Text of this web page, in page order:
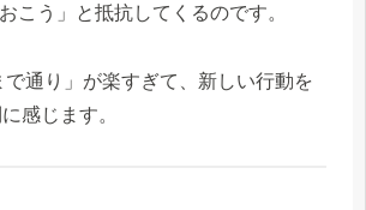
こう」と抵抗してくるのです。
通り」が楽すぎて、新しい行動を
感じます。